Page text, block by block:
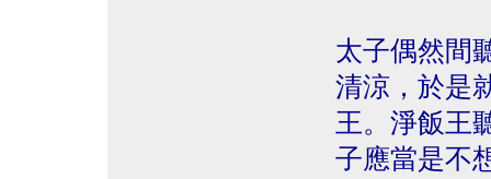
太子偶然間
清涼，於是
王。淨飯王
子應當是不